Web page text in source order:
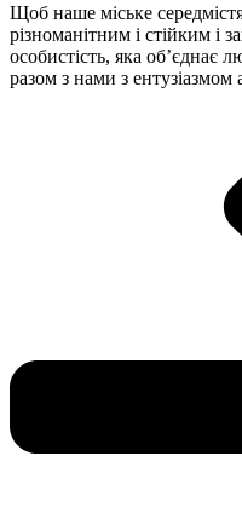
Щоб наше міське
різноманітним і стійким і
особистість, яка об’єднає
разом з нами з